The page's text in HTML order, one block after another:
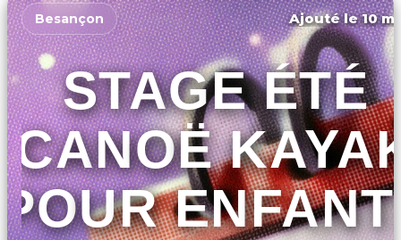
Besançon Ajouté le 10
STAGE ÉTÉ
CANOË
POUR